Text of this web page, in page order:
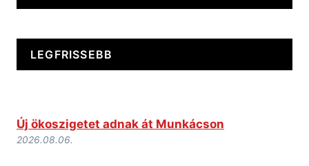
LEGFRISSEBB
Új ökoszigetet adnak át Munkácson
2026.08.06.